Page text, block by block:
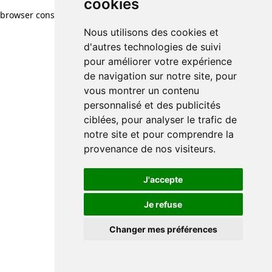
cookies
Nous utilisons des cookies et
d'autres technologies de suivi
pour améliorer votre expérience
de navigation sur notre site, pour
vous montrer un contenu
personnalisé et des publicités
ciblées, pour analyser le trafic de
notre site et pour comprendre la
provenance de nos visiteurs.
J'accepte
Je refuse
Changer mes préférences
browser console for more information)